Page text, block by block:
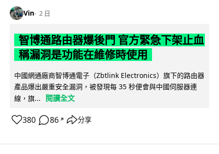
Vin 2 日
智博通路由器爆後門 官方緊急下架止血
稱漏洞是功能在維修時使用
中國網通廠商智博通電子（Zbtlink Electronics）旗下的路由器
產品爆出嚴重安全漏洞，被發現每 35 秒便會與中國伺服器連
線，旗...
閱讀全文
380 86 ↗ 分享